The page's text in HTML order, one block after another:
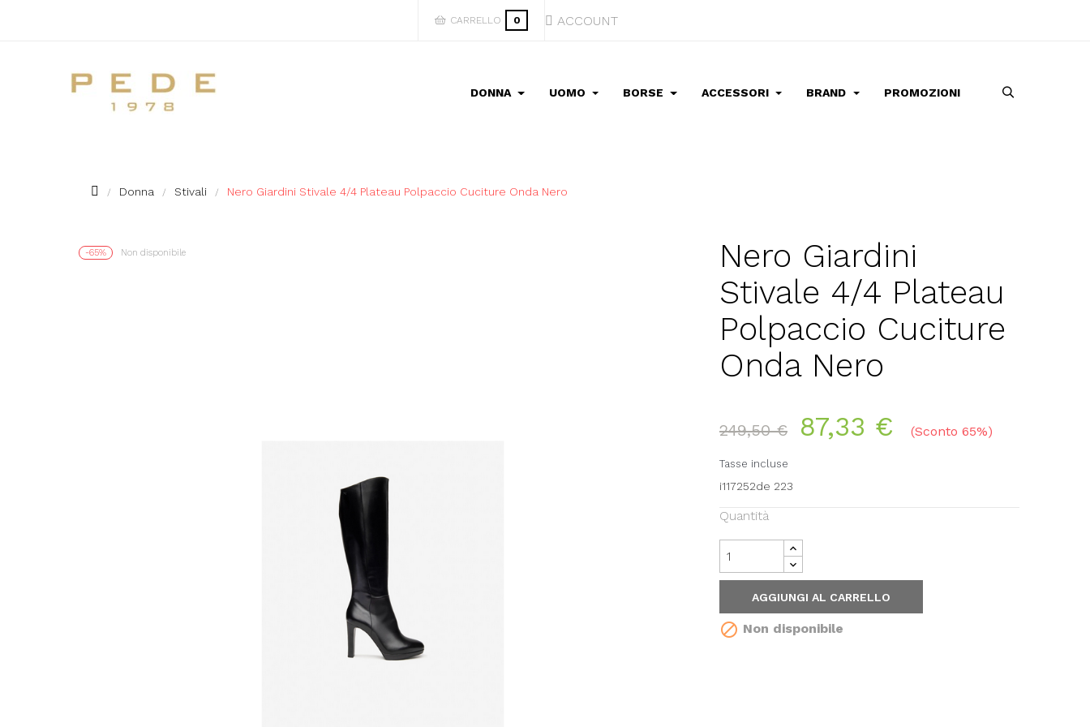
CARRELLO 0 ACCOUNT
DONNA UOMO BORSE ACCESSORI BRAND PROMOZIONI
Donna Stivali Nero Giardini Stivale 4/4 Plateau Polpaccio Cuciture Onda Nero
-65% Non disponibile
Nero Giardini
Stivale 4/4 Plateau
Polpaccio Cuciture
Onda Nero
249,50 € 87,33 € Sconto 65%
Tasse incluse
i117252de 223
Quantità
AGGIUNGI AL CARRELLO
 Non disponibile